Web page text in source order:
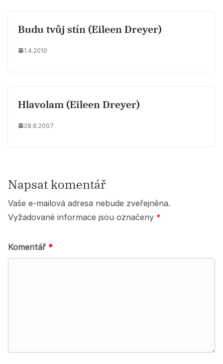
Budu tvůj stín (Eileen Dreyer)
1.4.2010
Hlavolam (Eileen Dreyer)
28.6.2007
Napsat komentář
Vaše e-mailová adresa nebude zveřejněna.
Vyžadované informace jsou označeny *
Komentář *